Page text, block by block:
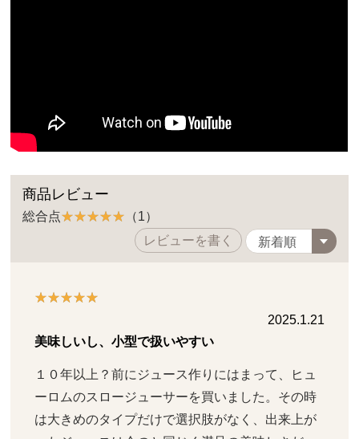
商品レビュー
総合点
（1）
レビューを書く
2025.1.21
美味しいし、小型で扱いやすい
１０年以上？前にジュース作りにはまって、ヒュ
ーロムのスロージューサーを買いました。その時
は大きめのタイプだけで選択肢がなく、出来上が